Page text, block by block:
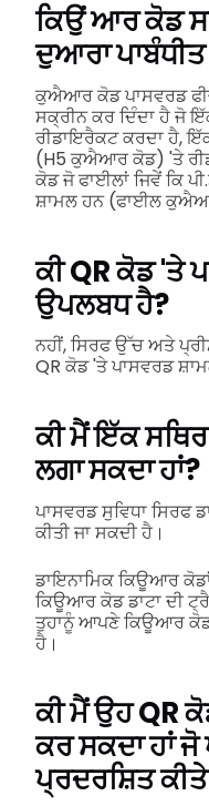
ਕਿਉਂ ਆਰ ਕੋਡ
ਦੁਆਰਾ ਪਾਬੰਧੀਤ
ਕੁਐਆਰ ਕੋਡ ਪਾਸਵਰਡ
ਸਕ੍ਰੀਨ ਕਰ ਦਿੰਦਾ ਹੈ ਜੋ
ਰੀਡਾਇਰੈਕਟ ਕਰਦਾ ਹੈ,
(H5 ਕੁਐਆਰ ਕੋਡ) 'ਤੇ
ਕੋਡ ਜੋ ਫਾਈਲਾਂ ਜਿਵੇਂ ਕਿ
ਸ਼ਾਮਲ ਹਨ (ਫਾਈਲ
ਕੀ QR ਕੋਡ 'ਤੇ
ਉਪਲਬਧ ਹੈ?
ਨਹੀਂ, ਸਿਰਫ ਉੱਚ ਅਤੇ
QR ਕੋਡ 'ਤੇ ਪਾਸਵਰਡ
ਕੀ ਮੈਂ ਇੱਕ
ਲਗਾ ਸਕਦਾ ਹਾਂ?
ਪਾਸਵਰਡ ਸੁਵਿਧਾ ਸਿਰਫ
ਕੀਤੀ ਜਾ ਸਕਦੀ ਹੈ।
ਡਾਇਨਾਮਿਕ ਕਿਊਆਰ
ਕਿਊਆਰ ਕੋਡ ਡਾਟਾ ਦੀ
ਤੁਹਾਨੂੰ ਆਪਣੇ ਕਿਊਆਰ
ਹੈ।
ਕੀ ਮੈਂ ਉਹ QR
ਕਰ ਸਕਦਾ ਹਾਂ
ਪ੍ਰਦਰਸ਼ਿਤ